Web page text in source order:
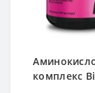
комплекс